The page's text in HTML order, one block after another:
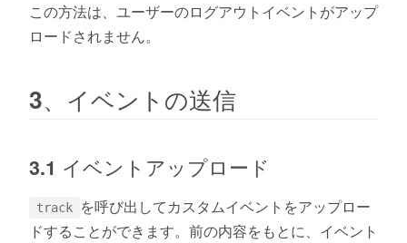
この方法は、 ユーザーのログアウト イベント がアップ
ロードされません。
3、イベントの送信
3.1 イベントアップロード
track
を呼び出してカスタムイベントをアップロー
ドすることができます。前の内容をもとに、イベント